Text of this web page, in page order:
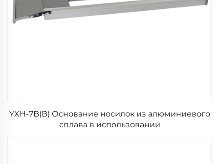
YXH-7B(B) Основание носилок из алюминиевого
сплава в использовании